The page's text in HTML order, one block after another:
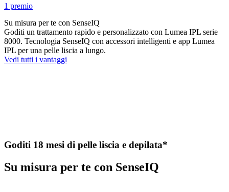
1 premio
Su misura per te con SenseIQ
Goditi un trattamento rapido e personalizzato con Lumea IPL serie
8000. Tecnologia SenseIQ con accessori intelligenti e app Lumea
IPL per una pelle liscia a lungo.
Vedi tutti i vantaggi
Goditi 18 mesi di pelle liscia e depilata*
Su misura per te con SenseIQ